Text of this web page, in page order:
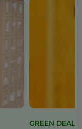
GREEN DEAL